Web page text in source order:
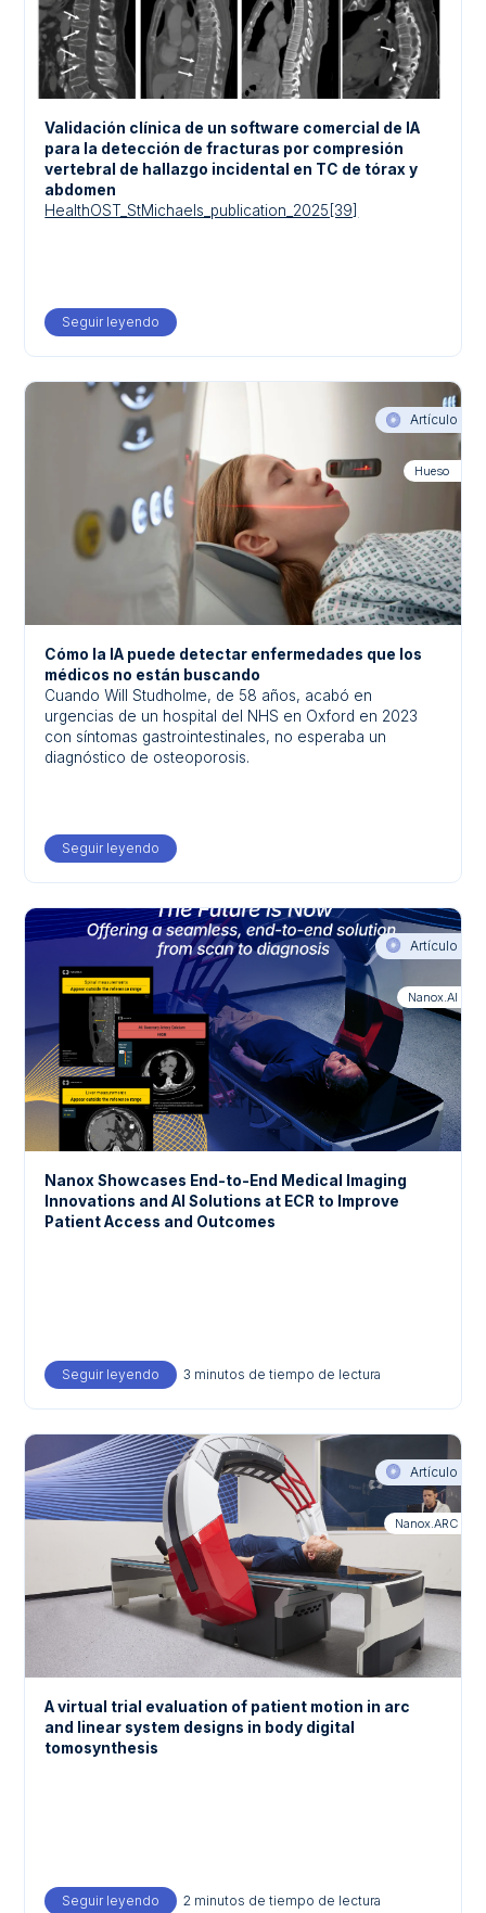
Validación clínica de un software comercial de IA
para la detección de fracturas por compresión
vertebral de hallazgo incidental en TC de tórax y
abdomen
HealthOST_StMichaels_publication_2025[39]
Seguir leyendo about Validación clínica de un software comercial
Artículo
Hueso
Cómo la IA puede detectar enfermedades que los
médicos no están buscando
Cuando Will Studholme, de 58 años, acabó en
urgencias de un hospital del NHS en Oxford en 2023
con síntomas gastrointestinales, no esperaba un
diagnóstico de osteoporosis.
Seguir leyendo about Cómo la IA puede detectar enfermedades
Artículo
Nanox.AI
Nanox Showcases End-to-End Medical Imaging
Innovations and AI Solutions at ECR to Improve
Patient Access and Outcomes
Seguir leyendo about Nanox Showcases End-to-End Medical
3 minutos de tiempo de lectura
Artículo
Nanox.ARC
A virtual trial evaluation of patient motion in arc
and linear system designs in body digital
tomosynthesis
Seguir leyendo about A virtual trial evaluation of patient motion in
2 minutos de tiempo de lectura